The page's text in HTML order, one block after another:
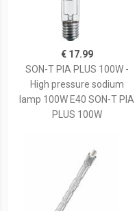
€ 17.99
SON-T PIA PLUS 100W -
High pressure sodium
lamp 100W E40 SON-T PIA
PLUS 100W